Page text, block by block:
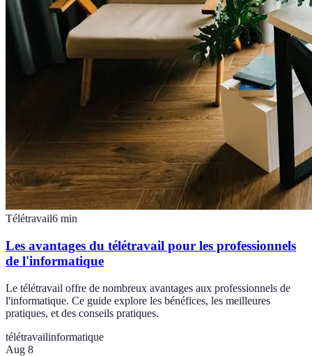
Télétravail6 min
Les avantages du télétravail pour les professionnels
de l'informatique
Le télétravail offre de nombreux avantages aux professionnels de
l'informatique. Ce guide explore les bénéfices, les meilleures
pratiques, et des conseils pratiques.
télétravailinformatique
Aug 8